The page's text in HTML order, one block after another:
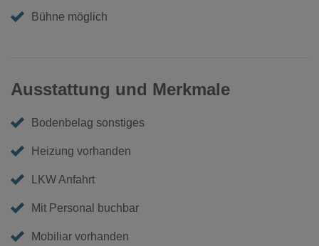
Bühne möglich
Ausstattung und Merkmale
Bodenbelag sonstiges
Heizung vorhanden
LKW Anfahrt
Mit Personal buchbar
Mobiliar vorhanden